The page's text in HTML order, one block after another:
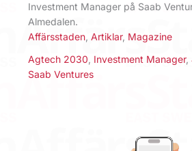
Investment Manager på Saab
Almedalen.
Affärsstaden Artiklar, Magazine
Agtech 2030, Investment Manager,
Saab Ventures